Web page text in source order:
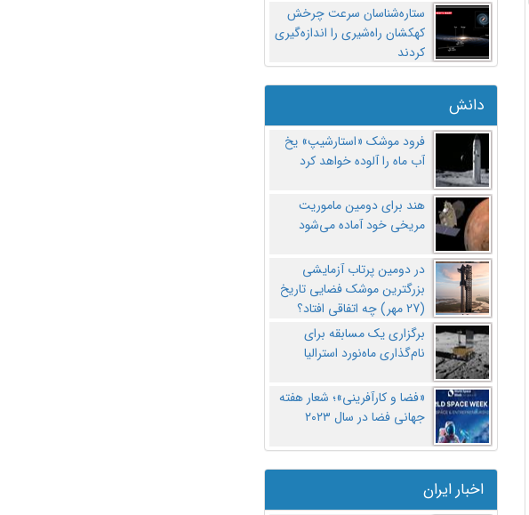
ستاره‌شناسان سرعت چرخش
کهکشان راه‌شیری را اندازه‌گیری
کردند
دانش
فرود موشک «استارشیپ» یخ
آب ماه را آلوده خواهد کرد
هند برای دومین ماموریت
مریخی خود آماده می‌شود
در دومین پرتاب آزمایشی
بزرگترین موشک فضایی تاریخ
(27 مهر‌) چه اتفاقی افتاد؟
برگزاری یک مسابقه برای
نام‌گذاری ماه‌نورد استرالیا
«فضا و کارآفرینی»؛ شعار هفته
جهانی فضا در سال ۲۰۲۳
اخبار ایران